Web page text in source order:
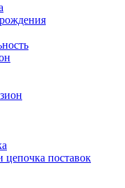
цепочка поставок